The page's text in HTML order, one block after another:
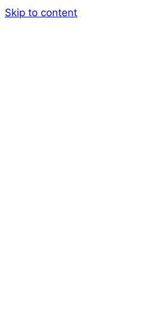
Skip to content